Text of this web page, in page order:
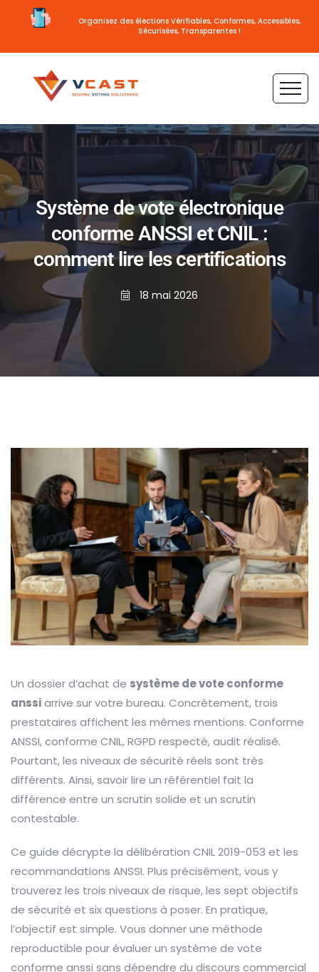
Organisez des élections Vérifiables, Conformes, Accessibles,
Sécurisées, Transparentes !
Système de vote électronique
conforme ANSSI et CNIL :
comment lire les certifications
18 mai 2026
Un dossier d’achat de système de vote conforme
anssiarrive sur votre bureau. Concrètement, trois
prestataires affichent les mêmes mentions. Conforme
ANSSI, conforme CNIL, RGPD respecté, audit réalisé.
Pourtant, les niveaux de sécurité réels sont très
différents. Ainsi, savoir lire un référentiel fait la
différence entre un scrutin solide et un scrutin
contestable.
Ce guide décrypte la délibération CNIL 2019-053 et les
recommandations ANSSI. Plus précisément, vous y
trouverez les trois niveaux de risque, les sept objectifs
de sécurité et six questions à poser. En pratique,
l’objectif est simple. Vous donner une méthode
reproductible pour évaluer un système de vote
conforme anssi sans dépendre du discours commercial